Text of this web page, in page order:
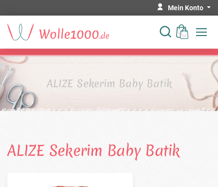
Mein Konto
ALIZE Sekerim Baby Batik
ALIZE Sekerim Baby Batik